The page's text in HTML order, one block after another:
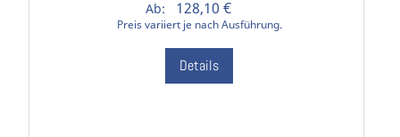
Ab: 128,10 €
Preis variiert je nach Ausführung.
Details